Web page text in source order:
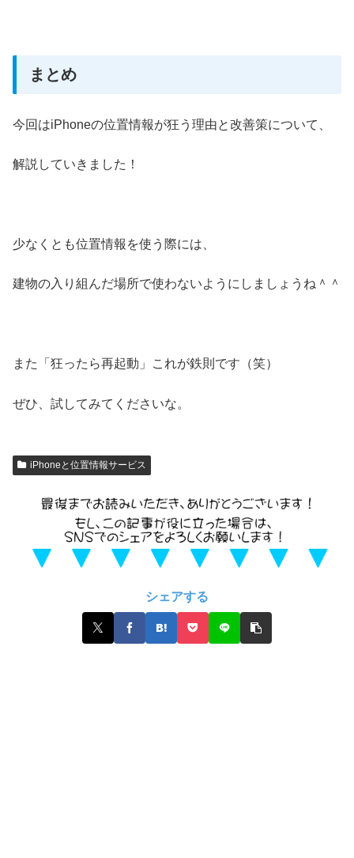
まとめ
今回はiPhoneの位置情報が狂う理由と改善策について、
解説していきました！
少なくとも位置情報を使う際には、
建物の入り組んだ場所で使わないようにしましょうね＾＾
また「狂ったら再起動」これが鉄則です（笑）
ぜひ、試してみてくださいな。
iPhoneと位置情報サービス
シェアする